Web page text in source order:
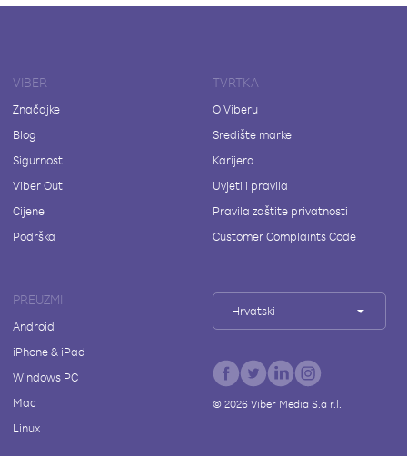
VIBER
Značajke
Blog
Sigurnost
Viber Out
Cijene
Podrška
TVRTKA
O Viberu
Središte marke
Karijera
Uvjeti i pravila
Pravila zaštite privatnosti
Customer Complaints Code
PREUZMI
Android
iPhone & iPad
Windows PC
Mac
Linux
Hrvatski
© 2026Viber Media S.à r.l.